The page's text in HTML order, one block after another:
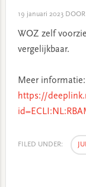
19 januari 2023DOOR
WOZ zelf
vergelijkbaar.
Meer informatie:
https://
FILED UNDER: